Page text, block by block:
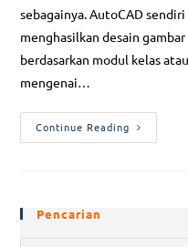
sebagainya. AutoCAD
menghasilkan desain
berdasarkan modul kelas
mengenai…
Continue Reading
Pencarian